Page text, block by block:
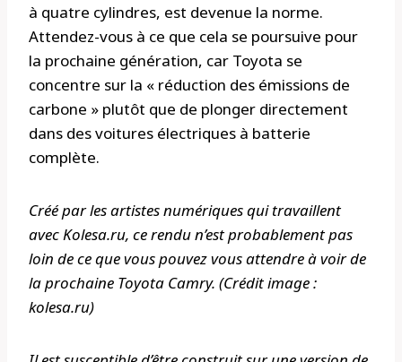
à quatre cylindres, est devenue la norme.
Attendez-vous à ce que cela se poursuive pour
la prochaine génération, car Toyota se
concentre sur la « réduction des émissions de
carbone » plutôt que de plonger directement
dans des voitures électriques à batterie
complète.
Créé par les artistes numériques qui travaillent
avec Kolesa.ru, ce rendu n’est probablement pas
loin de ce que vous pouvez vous attendre à voir de
la prochaine Toyota Camry. (Crédit image :
kolesa.ru)